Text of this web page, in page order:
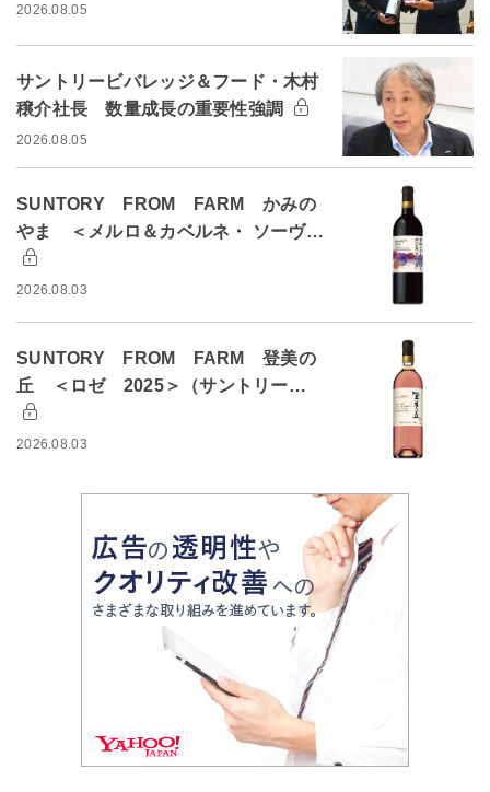
2026.08.05
サントリービバレッジ＆フード・木村
穣介社長 数量成長の重要性強調
2026.08.05
SUNTORY FROM FARM かみの
やま ＜メルロ＆カベルネ・ ソーヴ…
2026.08.03
SUNTORY FROM FARM 登美の
丘 ＜ロゼ 2025＞（サントリー…
2026.08.03